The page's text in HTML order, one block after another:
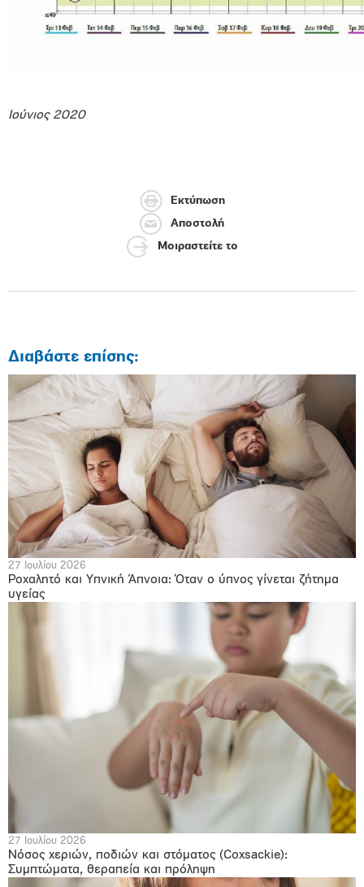
Ιούνιος 2020
Εκτύπωση
Αποστολή
Μοιραστείτε το
Διαβάστε επίσης:
27 Ιουλίου 2026
Ροχαλητό και Υπνική Άπνοια: Όταν ο ύπνος γίνεται ζήτημα
υγείας
27 Ιουλίου 2026
Νόσος χεριών, ποδιών και στόματος (Coxsackie):
Συμπτώματα, θεραπεία και πρόληψη